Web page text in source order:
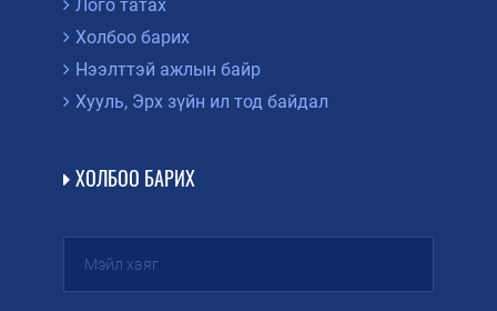
Лого татах
Холбоо барих
Нээлттэй ажлын байр
Хууль, Эрх зүйн ил тод байдал
ХОЛБОО БАРИХ